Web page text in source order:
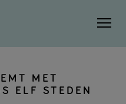
MET
ELF STEDEN